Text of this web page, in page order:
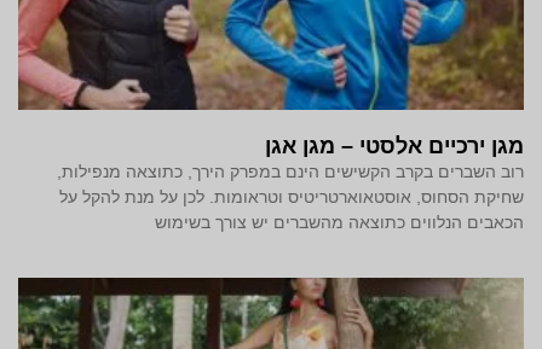
מגן ירכיים אלסטי – מגן אגן
רוב השברים בקרב הקשישים הינם במפרק הירך, כתוצאה מנפילות,
שחיקת הסחוס, אוסטאוארטריטיס וטראומות. לכן על מנת להקל על
הכאבים הנלווים כתוצאה מהשברים יש צורך בשימוש